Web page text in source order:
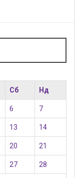
Сб Нд
6 7
13 14
20 21
27 28